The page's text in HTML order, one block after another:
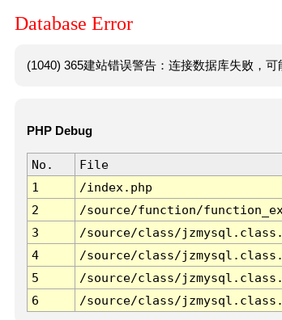
Database Error
(1040) 365建站错误警告：连接数据库失败，
PHP Debug
No. File
1
/index.php
2
/source/function/
3
/source/class/
4
/source/class/
5
/source/class/
6
/source/class/